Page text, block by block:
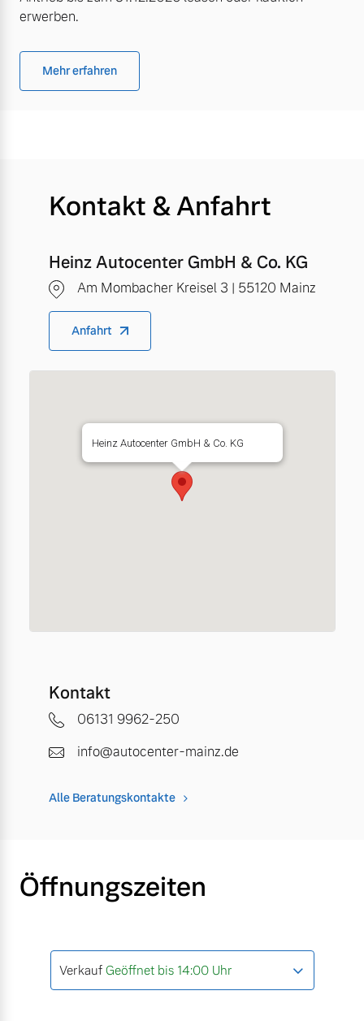
erwerben.
Mehr erfahren
Kontakt & Anfahrt
Heinz Autocenter GmbH & Co. KG
Am Mombacher Kreisel 3 | 55120 Mainz
Anfahrt
Heinz Autocenter GmbH & Co. KG
Kontakt
06131 9962-250
info@autocenter-mainz.de
Alle Beratungskontakte
Öffnungszeiten
Verkauf Geöffnet bis 14:00 Uhr